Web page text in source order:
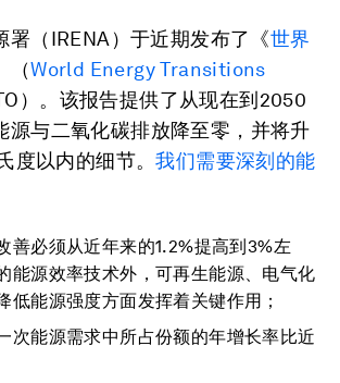
署（IRENA）于近期发布了《世界
（World Energy Transitions
） 。该报告提供了从现在到2050
源与二氧化碳排放降至零，并将升
度以内的细节。我们需要深刻的能
善必须从近年来的1.2%提高到3%左
能源效率技术外，可再生能源、电气化
低能源强度方面发挥着关键作用；
次能源需求中所占份额的年增长率比近